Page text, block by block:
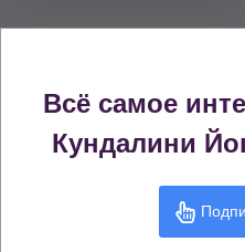
Здесь не
Всё самое
Кундалини